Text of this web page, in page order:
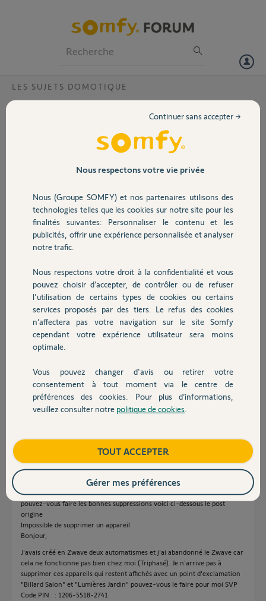
Volet
Sécurité
Domotique
Chauffage
Autres produits
Devis avec un pro
Contact
LES SUJETS DOMOTIQUE
Impossible de supprimer un appareil
J'avais créé en Zwave deux automatismes et j'ai abandonné le
n'arrive pas à supprimer ces appareils qui restent affichés avec un
le faire pour moi SVP Code PIN : : 1206-5518-2741
Jean Pierre D.
il y a presque 8 ans
Participer au fil de discussion
Réponses
Bonsoir jean pierre,
Vous serez informé sur ce post.
Bonne soirée,
Sylvain C. il y a presque 8 ans
"Réponse de Jean pierre sur un autre post"!
<<Sylvain C a gentiment fait le nécessaire pour la question suivante mais
s'est trompé sur les suppressions (plusieurs noms presque pareils)
pouvez-vous faire les bonnes suppressions voici ci-dessous le post
origine
Impossible de supprimer un appareil
Bonjour,
J'avais créé en Zwave deux automatismes et j'ai abandonné le Zwave car
cela ne fonctionne pas bien chez moi (Triphasé). Je n'arrive pas à
supprimer ces appareils qui restent affichés avec un point d'exclamation
"Billard Salon" et "Lumières Jardin" pouvez-vous le faire pour moi SVP
Code PIN : : 1206-5518-2741
Nous respectons votre vie privée
Nous (Groupe SOMFY) et nos partenaires utilisons des
technologies telles que les cookies sur notre site pour les
finalités suivantes: Personnaliser le contenu et les
publicités, offrir une expérience personnalisée et analyser
notre trafic.
Nous respectons votre droit à la confidentialité et vous
pouvez choisir d’accepter, de contrôler ou de refuser
l'utilisation de certains types de cookies ou certains
services proposés par des tiers. Le refus des cookies
n’affectera pas votre navigation sur le site Somfy
cependant votre expérience utilisateur sera moins
optimale.
Vous pouvez changer d'avis ou retirer votre
consentement à tout moment via le centre de
préférences des cookies. Pour plus d’informations,
veuillez consulter notre politique de cookies
Continuer sans accepter →
TOUT ACCEPTER
Gérer mes préférences